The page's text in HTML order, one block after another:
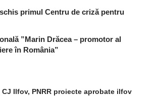
primul Centru de criză pentru
”Marin Drăcea – promotor al
în România”
CJ Ilfov, PNRR proiecte aprobate ilfov